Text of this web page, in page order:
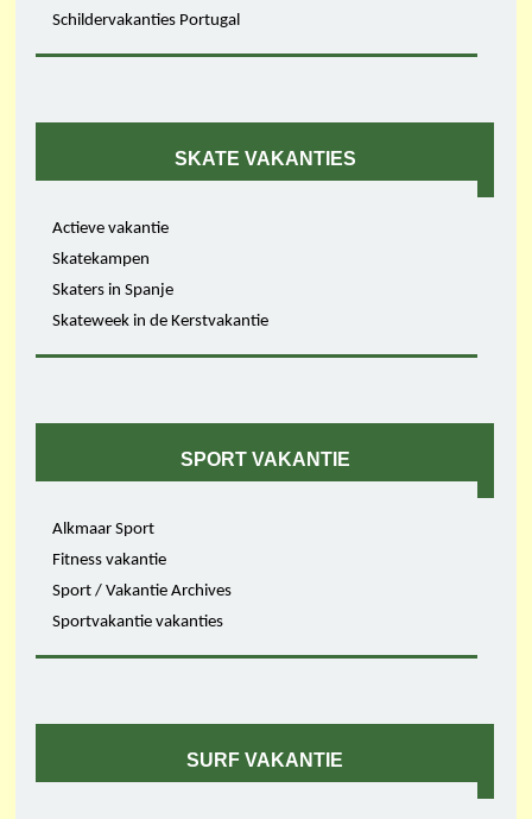
Schildervakanties Portugal
SKATE VAKANTIES
Actieve vakantie
Skatekampen
Skaters in Spanje
Skateweek in de Kerstvakantie
SPORT VAKANTIE
Alkmaar Sport
Fitness vakantie
Sport / Vakantie Archives
Sportvakantie vakanties
SURF VAKANTIE